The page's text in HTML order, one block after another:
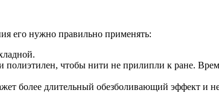
его нужно правильно применять:
полиэтилен, чтобы нити не прилипли к ране.
более длительный обезболивающий эффект и